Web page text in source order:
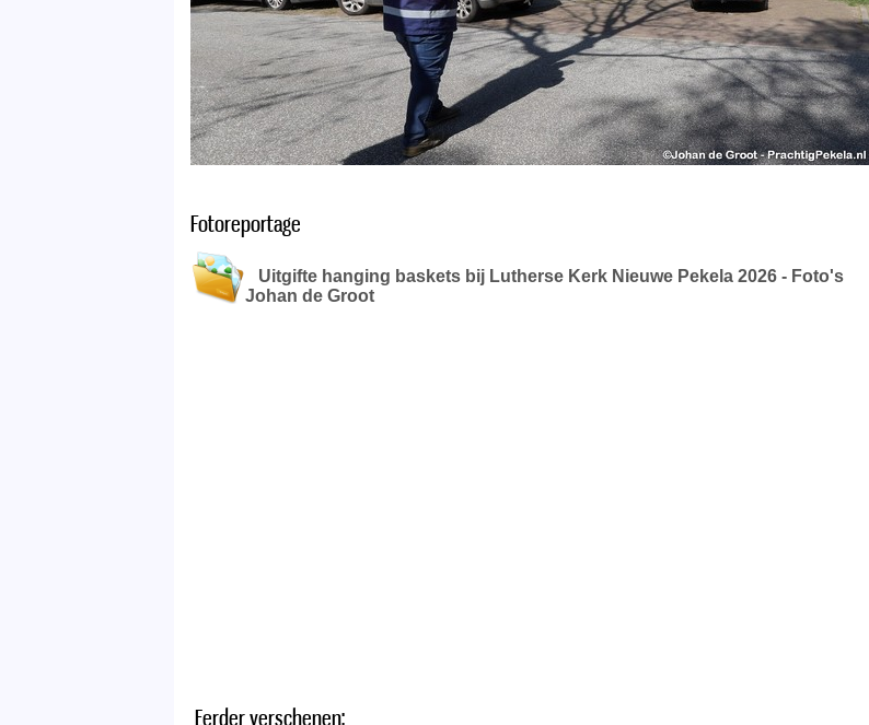
Fotoreportage
Uitgifte hanging baskets bij Lutherse Kerk Nieuwe Pekela 2026 - Foto's
Johan de Groot
Eerder verschenen: